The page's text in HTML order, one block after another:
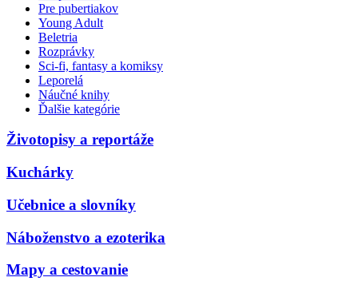
Pre pubertiakov
Young Adult
Beletria
Rozprávky
Sci-fi, fantasy a komiksy
Leporelá
Náučné knihy
Ďalšie kategórie
Životopisy a reportáže
Kuchárky
Učebnice a slovníky
Náboženstvo a ezoterika
Mapy a cestovanie